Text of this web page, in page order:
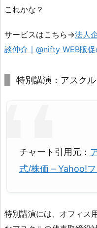
これかな？
サービスはこちら→法人
談仲介｜@nifty WEB販促
特別講演：アスクル
チャート引用元：
式/株価 – Yahoo!
特別講演には、オフィス